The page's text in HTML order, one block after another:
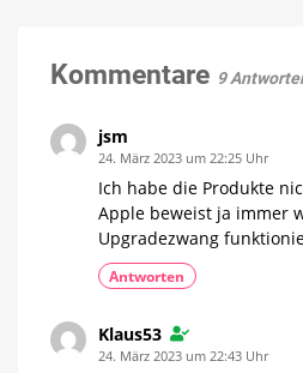
Kommentare 9
jsm
24. März 2023 um 22:25 Uhr
Ich habe die Produkte
Apple beweist ja immer
Upgradezwang
Antworten
Klaus53
24. März 2023 um 22:43 Uhr